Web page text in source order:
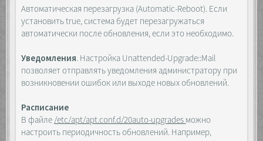
Автоматическая перезагрузка (Automatic-Reboot). Если
установить true, система будет перезагружаться
автоматически после обновления, если это необходимо.
Уведомления. Настройка Unattended-Upgrade::Mail
позволяет отправлять уведомления администратору при
возникновении ошибок или выходе новых обновлений.
Расписание
В файле /etc/apt/apt.conf.d/20auto-upgrades можно
настроить периодичность обновлений. Например,